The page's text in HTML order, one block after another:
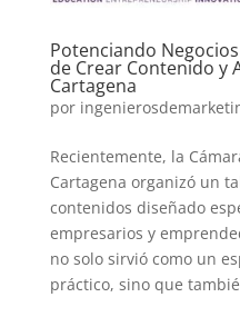
Potenciando
de Crear Contenido y
Cartagena
por
Recientemente, la
Cartagena organizó un
contenidos diseñado
empresarios y
no solo sirvió como un
práctico, sino que